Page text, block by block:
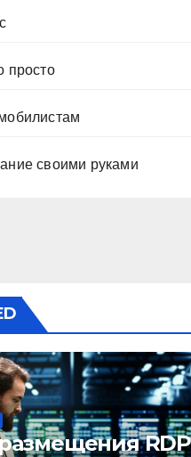
просто
своими руками